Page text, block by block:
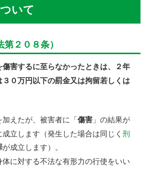
いて
第２０８条）
害するに至らなかったときは、２年
０万円以下の罰金又は拘留若しくは
加えたが、被害者に「傷害 」の結果が
立します（発生した場合は同じく刑
が成立します）。
に対する不法な有形力の行使をいい